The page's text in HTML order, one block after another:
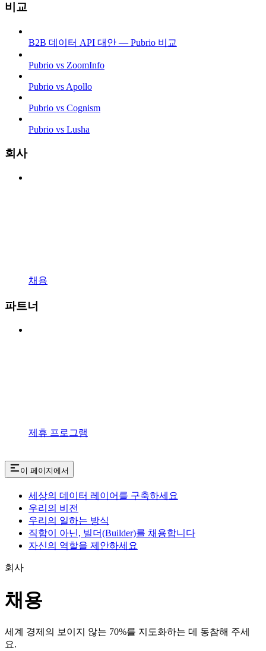
비교
B2B 데이터 API 대안 — Pubrio 비교
Pubrio vs ZoomInfo
Pubrio vs Apollo
Pubrio vs Cognism
Pubrio vs Lusha
회사
채용
파트너
제휴 프로그램
이 페이지에서
세상의 데이터 레이어를 구축하세요
우리의 비전
우리의 일하는 방식
직함이 아닌, 빌더(Builder)를 채용합니다
자신의 역할을 제안하세요
회사
채용
세계 경제의 보이지 않는 70%를 지도화하는 데 동참해 주세
요.